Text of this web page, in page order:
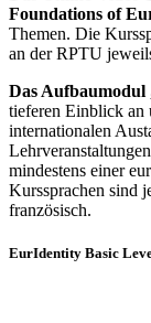
Foundations of
Themen. Die
an der RPTU
Das
tieferen Einblick an
internationalen
mindestens einer
Kurssprachen sind
französisch.
EurIdentity Basic